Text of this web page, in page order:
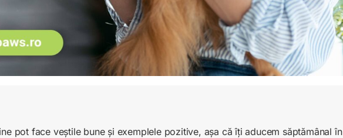
pot face veștile bune și exemplele pozitive, așa că îți aducem săptămânal în